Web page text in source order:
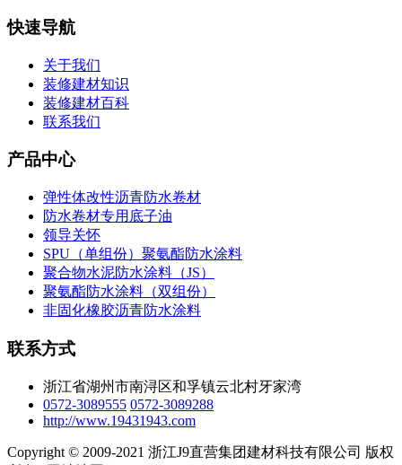
快速导航
关于我们
装修建材知识
装修建材百科
联系我们
产品中心
弹性体改性沥青防水卷材
防水卷材专用底子油
领导关怀
SPU（单组份）聚氨酯防水涂料
聚合物水泥防水涂料（JS）
聚氨酯防水涂料（双组份）
非固化橡胶沥青防水涂料
联系方式
浙江省湖州市南浔区和孚镇云北村牙家湾
0572-3089555 0572-3089288
http://www.19431943.com
Copyright © 2009-2021 浙江J9直营集团建材科技有限公司 版权